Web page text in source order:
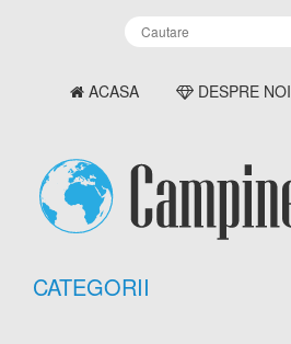
ACASA DESPRE NOI
CATEGORII